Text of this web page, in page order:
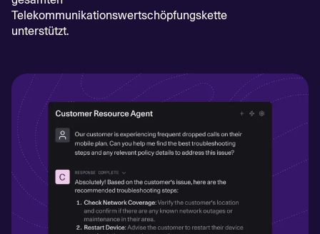
Telekommunikationswertschöpfungskette
unterstützt.